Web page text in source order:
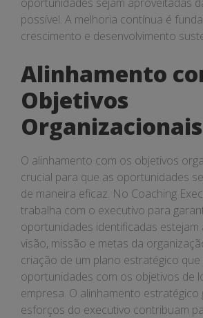
possível. A melhoria contínua é
crescimento e desenvolvimento
Alinhamento
Objetivos
Organizacionais
O alinhamento com os objetivos
crucial para que as oportunidades
de maneira eficaz. No Coaching
trabalha com o executivo para
oportunidades identificadas estejam
visão, missão e metas da
criação de um plano estratégico que
oportunidades com os objetivos de
empresa. O alinhamento
esforços do executivo contribuam